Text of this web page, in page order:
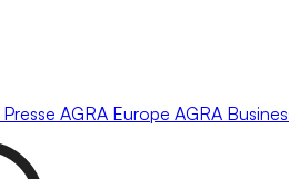
Presse AGRA Europe AGRA